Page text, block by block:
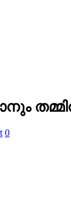
0